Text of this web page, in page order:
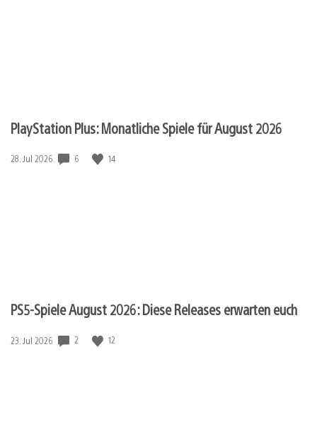
PlayStation Plus: Monatliche Spiele für August 2026
Veröffentlichungsdatum:
28. Jul 2026 6 14
PS5-Spiele August 2026: Diese Releases erwarten euch
Veröffentlichungsdatum:
23. Jul 2026 2 12